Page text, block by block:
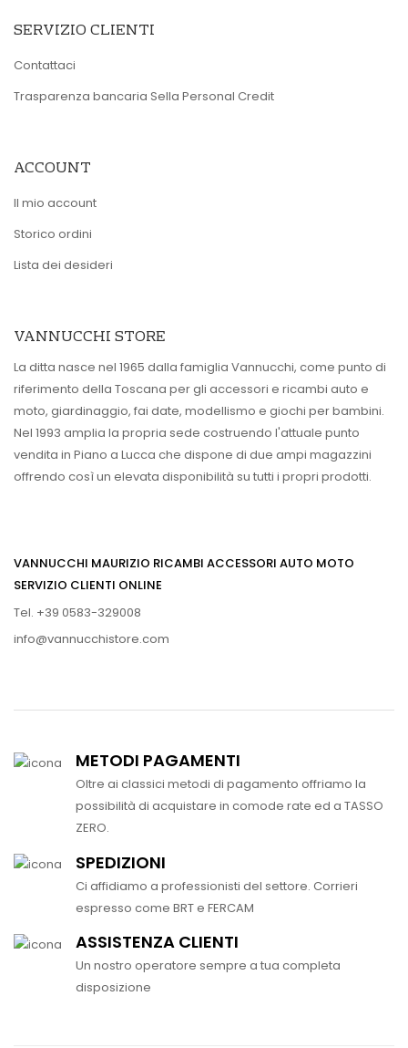
SERVIZIO CLIENTI
Contattaci
Trasparenza bancaria Sella Personal Credit
ACCOUNT
Il mio account
Storico ordini
Lista dei desideri
VANNUCCHI STORE
La ditta nasce nel 1965 dalla famiglia Vannucchi, come punto di
riferimento della Toscana per gli accessori e ricambi auto e
moto, giardinaggio, fai date, modellismo e giochi per bambini.
Nel 1993 amplia la propria sede costruendo l'attuale punto
vendita in Piano a Lucca che dispone di due ampi magazzini
offrendo così un elevata disponibilità su tutti i propri prodotti.
VANNUCCHI MAURIZIO RICAMBI ACCESSORI AUTO MOTO
SERVIZIO CLIENTI ONLINE
Tel. +39 0583-329008
info@vannucchistore.com
METODI PAGAMENTI
Oltre ai classici metodi di pagamento offriamo la
possibilità di acquistare in comode rate ed a TASSO
ZERO.
SPEDIZIONI
Ci affidiamo a professionisti del settore. Corrieri
espresso come BRT e FERCAM
ASSISTENZA CLIENTI
Un nostro operatore sempre a tua completa
disposizione